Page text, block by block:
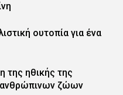
ουτοπία για ένα
της ηθικής της
ανθρώπινων ζώων